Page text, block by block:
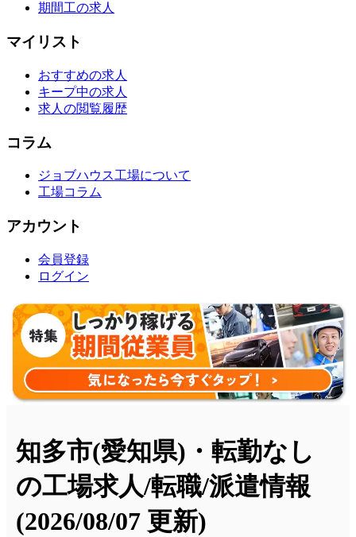
期間工の求人
マイリスト
おすすめの求人
キープ中の求人
求人の閲覧履歴
コラム
ジョブハウス工場について
工場コラム
アカウント
会員登録
ログイン
知多市(愛知県)・転勤なし
の工場求人/転職/派遣情報
(2026/08/07 更新)